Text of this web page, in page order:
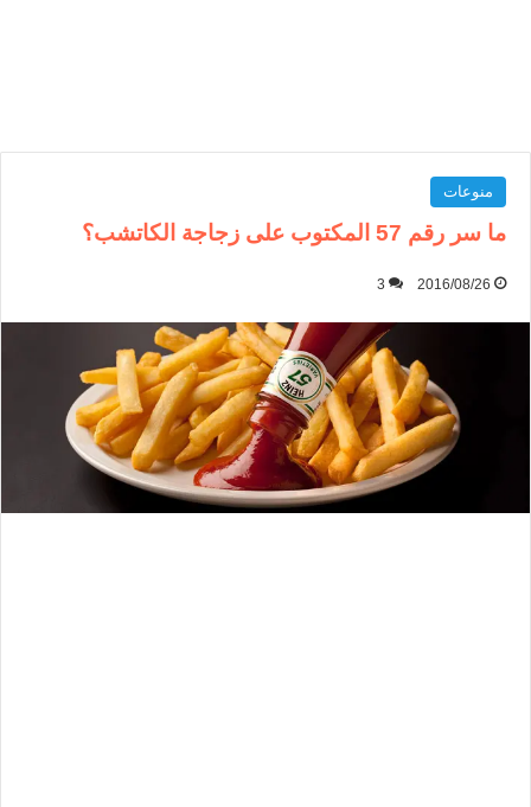
منوعات
ما سر رقم 57 المكتوب على زجاجة الكاتشب؟
2016/08/26
3